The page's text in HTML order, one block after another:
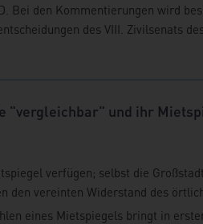
Bei den Kommentierungen wird
des VIII. Zivilsenats
"vergleichbar" und ihr
verfügen; selbst die
den vereinten Widerstand des
eines Mietspiegels bringt in